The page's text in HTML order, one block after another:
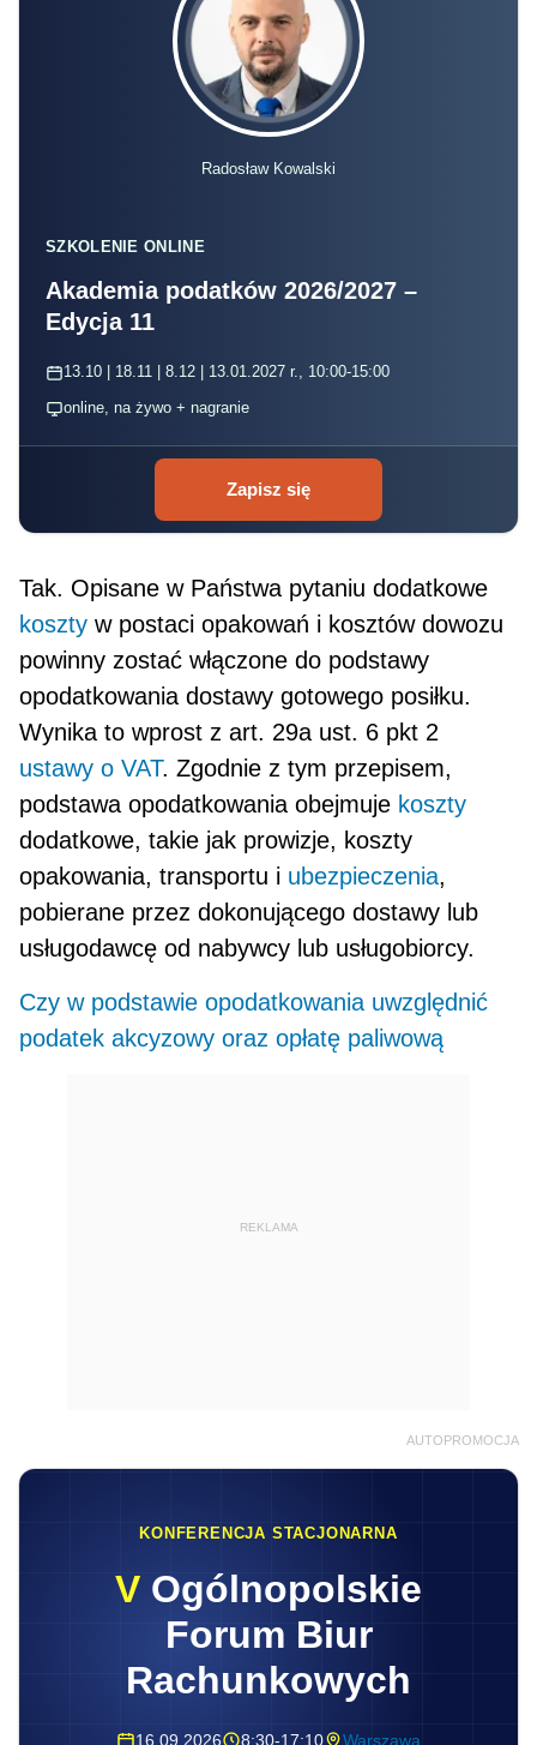
Radosław Kowalski
SZKOLENIE ONLINE
Akademia podatków 2026/2027 –
Edycja 11
13.10 | 18.11 | 8.12 | 13.01.2027 r., 10:00-15:00
online, na żywo + nagranie
Zapisz się
Tak. Opisane w Państwa pytaniu dodatkowe
koszty w postaci opakowań i kosztów dowozu
powinny zostać włączone do podstawy
opodatkowania dostawy gotowego posiłku.
Wynika to wprost z art. 29a ust. 6 pkt 2
ustawy o VAT. Zgodnie z tym przepisem,
podstawa opodatkowania obejmuje koszty
dodat­kowe, takie jak prowizje, koszty
opakowania, transportu i ubezpieczenia,
pobierane przez dokonującego dostawy lub
usługodawcę od nabywcy lub usługobiorcy.
Czy w podstawie opodatkowania uwzględnić
podatek akcyzowy oraz opłatę paliwową
REKLAMA
AUTOPROMOCJA
KONFERENCJA STACJONARNA
V Ogólnopolskie
Forum Biur
Rachunkowych
16.09.2026 8:30-17:10 Warszawa